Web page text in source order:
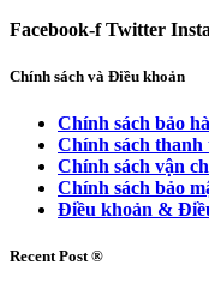
Facebook-f Twitter
Chính sách và Điều khoản
Chính sách bảo
Chính sách thanh
Chính sách vận
Chính sách bảo
Điều khoản &
Recent Post ®